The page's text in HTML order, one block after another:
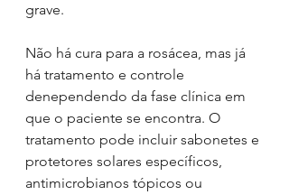
grave.
Não há cura para a rosácea, mas já
há tratamento e controle
denependendo da fase clínica em
que o paciente se encontra. O
tratamento pode incluir sabonetes e
protetores solares específicos,
antimicrobianos tópicos ou